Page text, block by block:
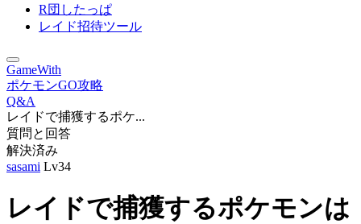
R団したっぱ
レイド招待ツール
GameWith
ポケモンGO攻略
Q&A
レイドで捕獲するポケ...
質問と回答
解決済み
sasami Lv34
レイドで捕獲するポケモンは